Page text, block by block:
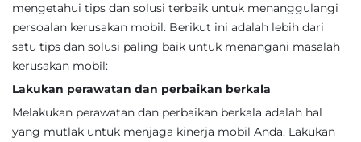
mengetahui tips dan solusi terbaik untuk menanggulangi
persoalan kerusakan mobil. Berikut ini adalah lebih dari
satu tips dan solusi paling baik untuk menangani masalah
kerusakan mobil:
Lakukan perawatan dan perbaikan berkala
Melakukan perawatan dan perbaikan berkala adalah hal
yang mutlak untuk menjaga kinerja mobil Anda. Lakukan